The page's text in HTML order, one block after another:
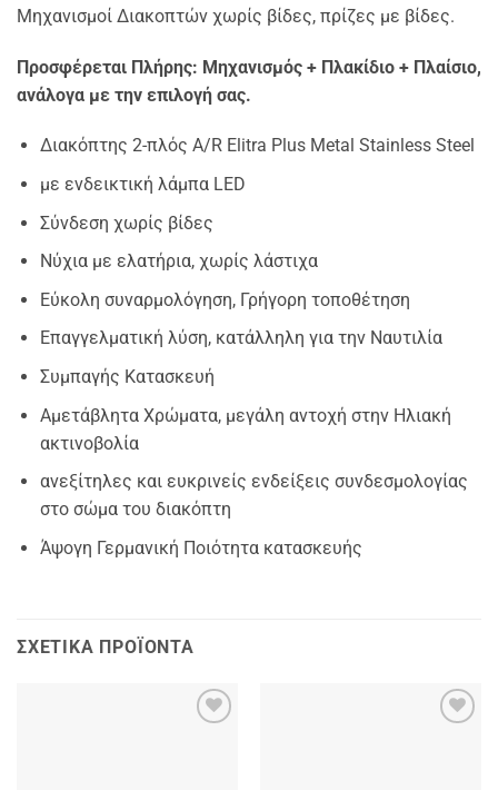
Μηχανισμοί Διακοπτών χωρίς βίδες, πρίζες με βίδες.
Προσφέρεται Πλήρης: Μηχανισμός + Πλακίδιο + Πλαίσιο,
ανάλογα με την επιλογή σας.
Διακόπτης 2-πλός A/R Elitra Plus Metal Stainless Steel
με ενδεικτική λάμπα LED
Σύνδεση χωρίς βίδες
Νύχια με ελατήρια, χωρίς λάστιχα
Εύκολη συναρμολόγηση, Γρήγορη τοποθέτηση
Επαγγελματική λύση, κατάλληλη για την Ναυτιλία
Συμπαγής Κατασκευή
Αμετάβλητα Χρώματα, μεγάλη αντοχή στην Ηλιακή
ακτινοβολία
ανεξίτηλες και ευκρινείς ενδείξεις συνδεσμολογίας
στο σώμα του διακόπτη
Άψογη Γερμανική Ποιότητα κατασκευής
ΣΧΕΤΙΚΆ ΠΡΟΪΌΝΤΑ